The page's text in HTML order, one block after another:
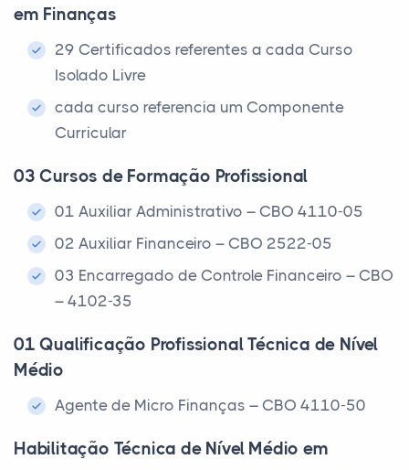
em Finanças
29 Certificados referentes a cada Curso
Isolado Livre
cada curso referencia um Componente
Curricular
03 Cursos de Formação Profissional
01 Auxiliar Administrativo – CBO 4110-05
02 Auxiliar Financeiro – CBO 2522-05
03 Encarregado de Controle Financeiro – CBO
– 4102-35
01 Qualificação Profissional Técnica de Nível
Médio
Agente de Micro Finanças – CBO 4110-50
Habilitação Técnica de Nível Médio em